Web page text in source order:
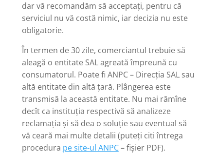
dar vă recomandăm să acceptați, pentru că
serviciul nu vă costă nimic, iar decizia nu este
obligatorie.
În termen de 30 zile, comerciantul trebuie să
aleagă o entitate SAL agreată împreună cu
consumatorul. Poate fi ANPC – Direcția SAL sau
altă entitate din altă țară. Plângerea este
transmisă la această entitate. Nu mai rămîne
decît ca instituția respectivă să analizeze
reclamația și să dea o soluție sau eventual să
vă ceară mai multe detalii (puteți citi întrega
procedura pe site-ul ANPC– fișier PDF).